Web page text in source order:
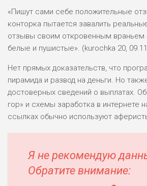
«Пишут сами себе положительные
конторка пытается завалить
отзывы своим откровенным враньем
белые и пушистые». (kurochka 20,
Нет прямых доказательств, что
пирамида и развод на деньги. Но
достоверных сведений о выплатах.
гор» и схемы заработка в интернете
ссылках обычно используют
Я не рекомендую
Обратите внимание: